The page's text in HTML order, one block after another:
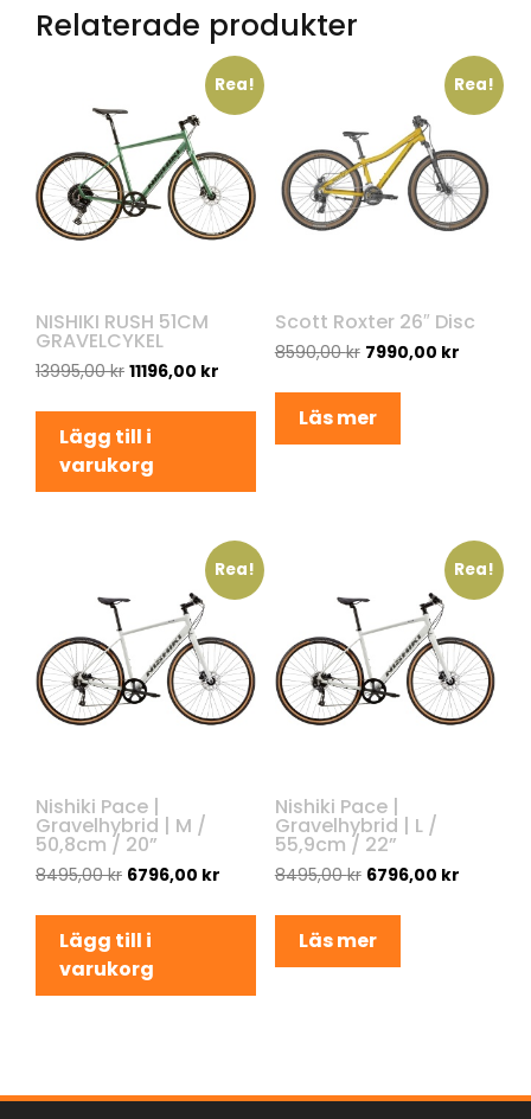
Relaterade produkter
Rea!
NISHIKI RUSH 51CM
GRAVELCYKEL
13995,00kr 11196,00 kr
Lägg till i
varukorg
Rea!
Scott Roxter 26″ Disc
8590,00kr 7990,00 kr
Läs mer
Rea!
Nishiki Pace |
Gravelhybrid | M /
50,8cm / 20”
8495,00kr 6796,00 kr
Lägg till i
varukorg
Rea!
Nishiki Pace |
Gravelhybrid | L /
55,9cm / 22”
8495,00kr 6796,00 kr
Läs mer